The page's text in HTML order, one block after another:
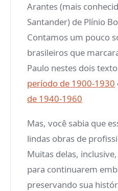
Arantes (mais
Santander) de Plínio
Contamos um pouco
brasileiros que
Paulo nestes dois
período de 1900-1930
de 1940-1960
Mas, você sabia que
lindas obras de
Muitas delas,
para continuarem
preservando sua